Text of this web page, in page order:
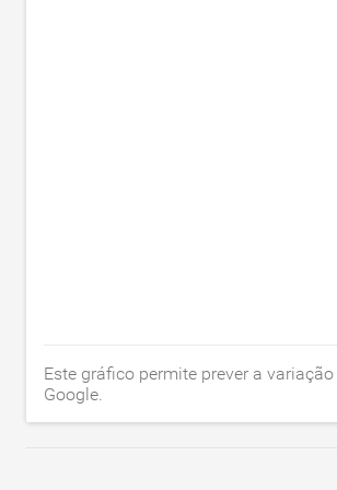
Este gráfico permite prever a
Google.